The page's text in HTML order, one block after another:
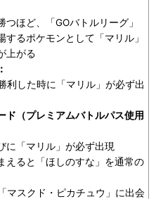
つほど、「GOバトルリーグ」
するポケモンとして「マリル」
上がる
利した時に「マリル」が必ず出
ド（プレミアムバトルパス使用
に「マリル」が必ず出現
えると「ほしのすな」を通常の
マスクド・ピカチュウ」に出会